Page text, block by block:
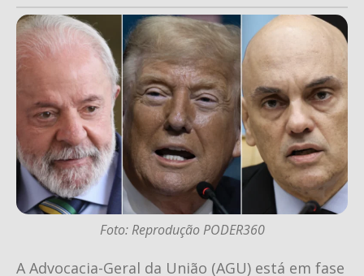
Foto: Reprodução PODER360
A Advocacia-Geral da União (AGU) está em fase